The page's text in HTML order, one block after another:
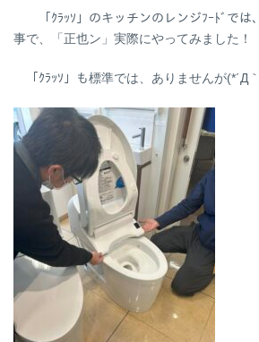
「ｸﾗｯｿ」のキッチンのレンジﾌｰﾄﾞでは
事で、「正也ン」実際にやってみました！
「ｸﾗｯｿ」も標準では、ありませんが(*´Д